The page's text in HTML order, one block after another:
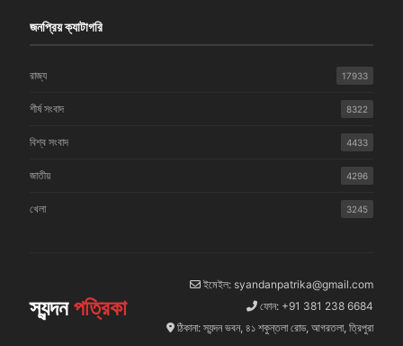
জনপ্রিয় ক্যাটাগরি
রাজ্য 17933
শীর্ষ সংবাদ 8322
বিশ্ব সংবাদ 4433
জাতীয় 4296
খেলা 3245
স্যন্দনপত্রিকা
ইমেইল: syandanpatrika@gmail.com
ফোন: +91 381 238 6684
ঠিকানা: স্যন্দন ভবন, ৪১ শকুন্তলা রোড, আগরতলা, ত্রিপুরা